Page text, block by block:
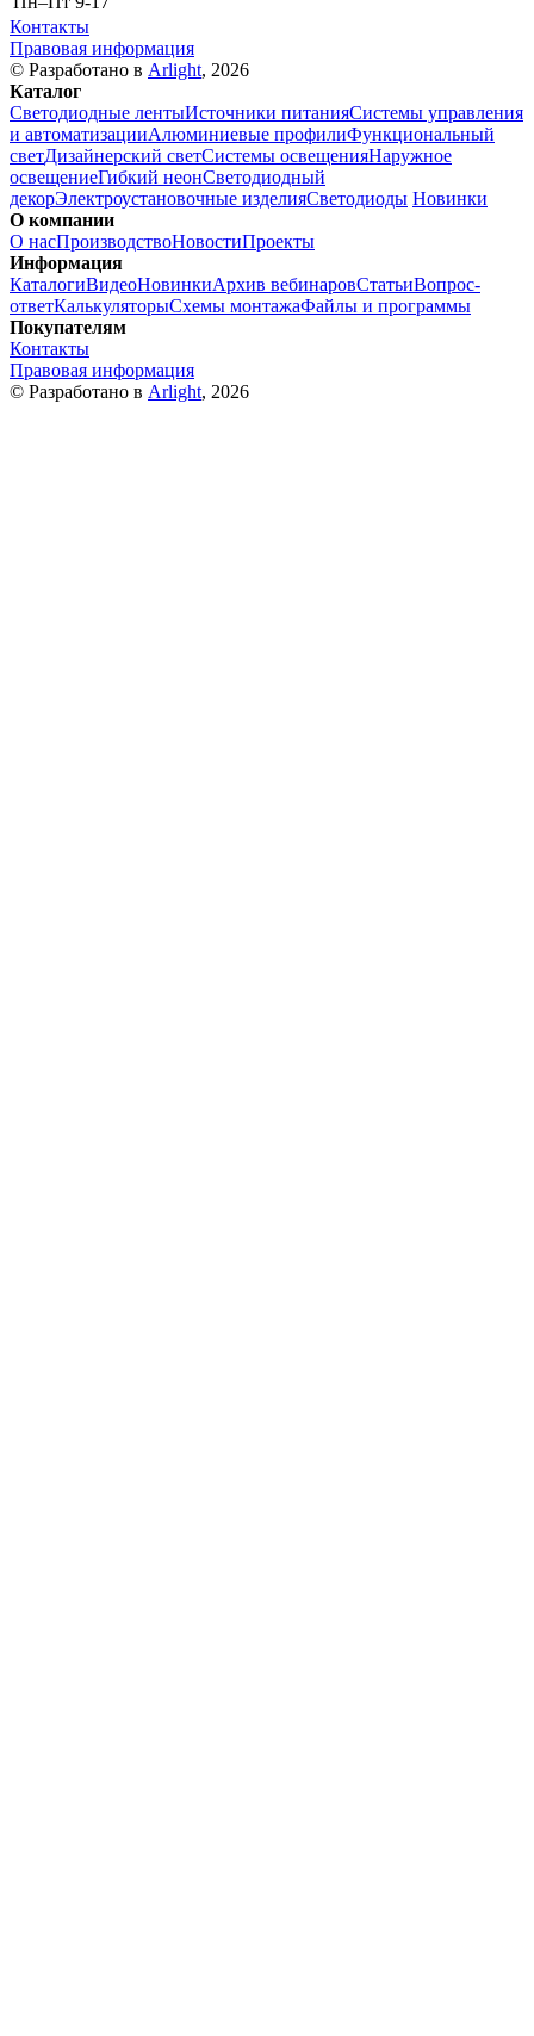
Контакты
Правовая информация
© Разработано в Arlight, 2026
Каталог
Светодиодные лентыИсточники питанияСистемы управления
и автоматизацииАлюминиевые профилиФункциональный
светДизайнерский светСистемы освещенияНаружное
освещениеГибкий неонСветодиодный
декорЭлектроустановочные изделияСветодиоды Новинки
О компании
О насПроизводствоНовостиПроекты
Информация
КаталогиВидеоНовинкиАрхив вебинаровСтатьиВопрос-
ответКалькуляторыСхемы монтажаФайлы и программы
Покупателям
Контакты
Правовая информация
© Разработано в Arlight, 2026